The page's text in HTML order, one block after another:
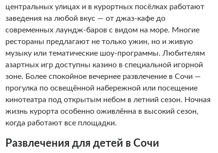
центральных улицах и в курортных посёлках работают
заведения на любой вкус — от джаз-кафе до
современных лаундж-баров с видом на море. Многие
рестораны предлагают не только ужин, но и живую
музыку или тематические шоу-программы. Любителям
азартных игр доступны казино в специальной игорной
зоне. Более спокойное вечернее развлечение в Сочи —
прогулка по освещённой набережной или посещение
кинотеатра под открытым небом в летний сезон. Ночная
жизнь курорта особенно оживлённа в высокий сезон,
когда работают все площадки.
Развлечения для детей в Сочи